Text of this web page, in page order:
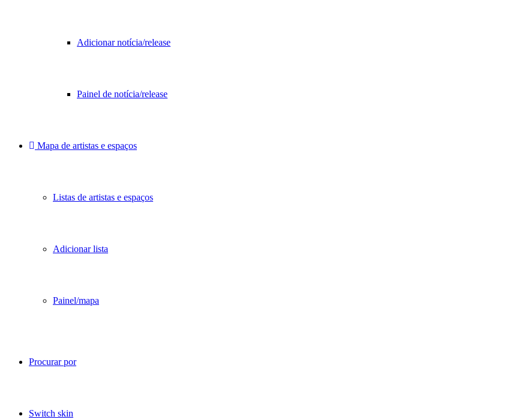
Adicionar notícia/release
Painel de notícia/release
Mapa de artistas e espaços
Listas de artistas e espaços
Adicionar lista
Painel/mapa
Procurar por
Switch skin